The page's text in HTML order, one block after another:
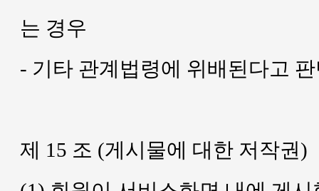
는 경우
- 기타 관계법령에 위배된다고
제 15 조 (게시물에 대한 저작권)